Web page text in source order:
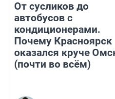
От сусликов до
автобусов с
кондиционерами.
Почему Красноярск
оказался круче
(почти во всём)